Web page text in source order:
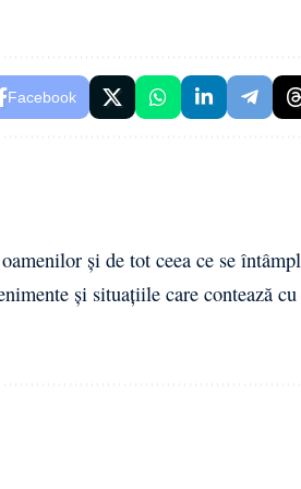
Facebook
și de tot ceea ce se
și situațiile care contează cu